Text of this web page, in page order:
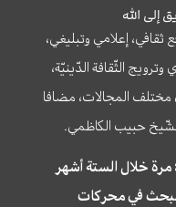
إلى الله
ثقافي، إعلامي وتبليغي،
الثّقافة الدّينيّة،
المجالات، مضافا
حبيب الكاظمي.
تمّت زيارة موقع سراج ٤,٨٠٠,٠٠٠ مرة خلال الستة أشهر
في محركات